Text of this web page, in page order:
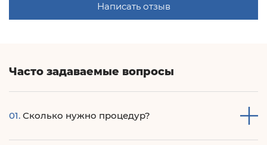
Написать отзыв
Часто задаваемые вопросы
01. Сколько нужно процедур?